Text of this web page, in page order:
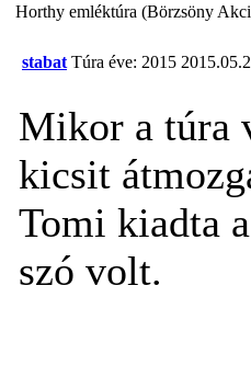
Horthy emléktúra (Börzsöny
stabat Túra éve: 2015
Mikor a túra
kicsit
Tomi kiadta
szó volt.